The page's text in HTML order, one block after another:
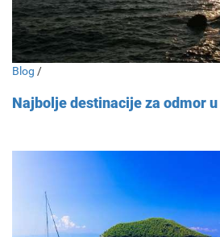
Blog /
Najbolje destinacije za odmor